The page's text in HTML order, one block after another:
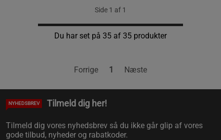
Side 1 af 1
Du har set på 35 af 35 produkter
Forrige 1 Næste
NYHEDSBREV Tilmeld dig her!
Tilmeld dig vores nyhedsbrev så du ikke går glip af vores
gode tilbud, nyheder og rabatkoder.